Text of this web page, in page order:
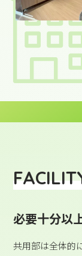
必要十分以
共用部は全体的